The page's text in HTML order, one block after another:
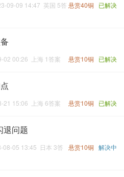
悬赏40铜 已解决
09-09 14:47 英国 5答
悬赏10铜 已解决
02 00:26 上海 1答案
悬赏10铜 已解决
21 15:06 上海 6答案
退问题
悬赏10铜 解决中
08-05 13:45 日本 3答